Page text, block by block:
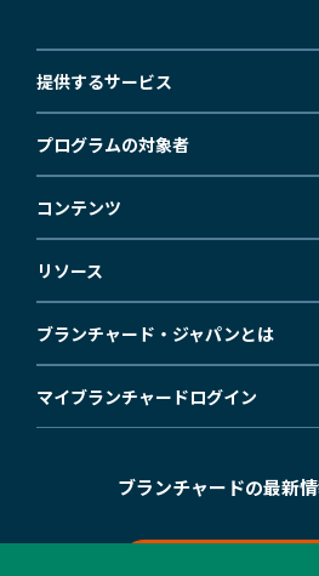
提供するサービス
プログラムの対象者
コンテンツ
リソース
ブランチャード・ジャパンとは
マイブランチャードログイン
ブランチャードの最新